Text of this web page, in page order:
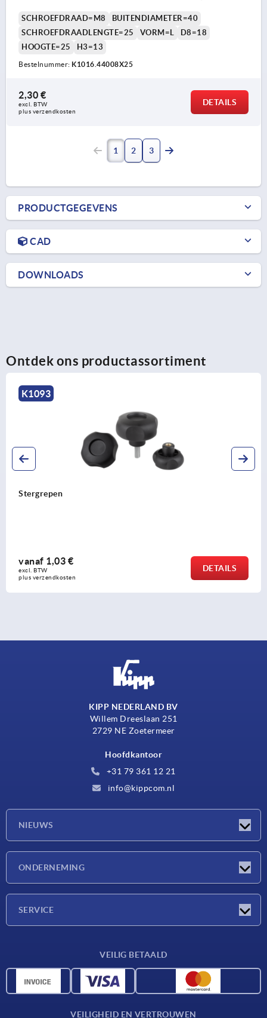
SCHROEFDRAAD=M8
BUITENDIAMETER=40
SCHROEFDRAADLENGTE=25
VORM=L
D8=18
HOOGTE=25
H3=13
Bestelnummer: K1016.44008X25
2,30 €
excl. BTW
plus verzendkosten
DETAILS
1 2 3
PRODUCTGEGEVENS
CAD
DOWNLOADS
Ontdek ons productassortiment
K0613
Kruisgrepen soft
vanaf 1,28 €
excl. BTW
plus verzendkosten
DETAILS
KIPP NEDERLAND BV
Willem Dreeslaan 251
2729 NE Zoetermeer
Hoofdkantoor
+31 79 361 12 21
info@kippcom.nl
NIEUWS
ONDERNEMING
SERVICE
CAD-gegevens
VEILIG BETAALD
VEILIGHEID EN VERTROUWEN